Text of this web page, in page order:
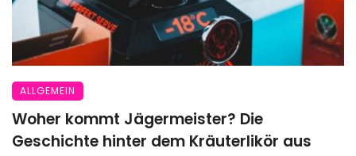
ALLGEMEIN
Woher kommt Jägermeister? Die
Geschichte hinter dem Kräuterlikör aus